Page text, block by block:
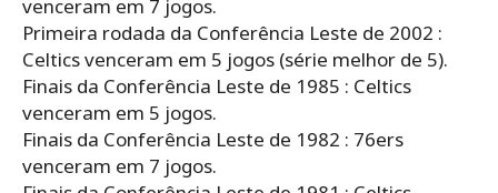
venceram em 7 jogos.
Primeira rodada da Conferência Leste de 2002 :
Celtics venceram em 5 jogos (série melhor de 5).
Finais da Conferência Leste de 1985 : Celtics
venceram em 5 jogos.
Finais da Conferência Leste de 1982 : 76ers
venceram em 7 jogos.